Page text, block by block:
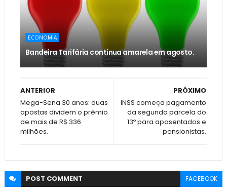
ECONOMIA
Bandeira Tarifária continua amarela em agosto.
PRÓXIMO
INSS começa pagamento
da segunda parcela do
13º para aposentados e
pensionistas.
ANTERIOR
Mega-Sena 30 anos: duas
apostas dividem o prêmio
de mais de R$ 336
milhões.
POST COMMENT FACEBOOK